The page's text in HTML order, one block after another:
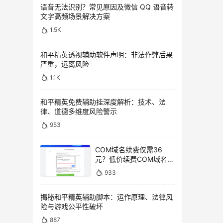
语音无法识别？常见原因及微信 QQ 语音转
文字高频场景解决方案
1.5K
和平精英透视辅助软件声明：非法作弊后果
严重，远离风险
1.1K
和平精英免费辅助挂深度解析：技术、法
律、道德多维度风险警示
953
COM域名续费仅需36
元？低价续费COM域名教
程 933
揭秘和平精英辅助脚本：运作原理、法律风
险与游戏公平性破坏
887